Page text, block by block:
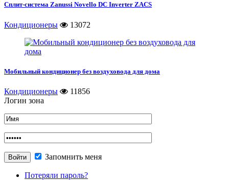
Сплит-система Zanussi Novello DC Inverter ZACS
Кондиционеры 13072
Мобильный кондиционер без воздуховода для дома
Кондиционеры
11856
Логин зона
Запомнить меня
Потеряли пароль?